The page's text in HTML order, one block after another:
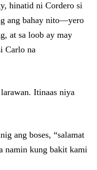
hinatid ni Cordero si
ang bahay nito—yero
at sa loob ay may
Carlo na
Itinaas niya
ang boses, “salamat
namin kung bakit kami